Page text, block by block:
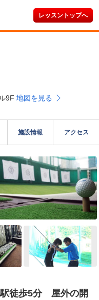
レッスントップへ
9F 地図を見る
施設情報 アクセス
徒歩5分 屋外の開